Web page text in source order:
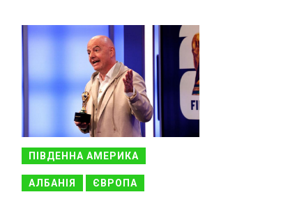
ПІВДЕННА АМЕРИКА
АЛБАНІЯ ЄВРОПА